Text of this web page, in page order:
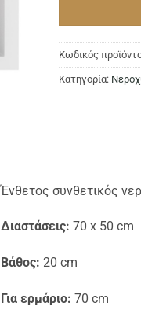
Κωδικός
Κατηγορία:
Ένθετος συνθετικός
Διαστάσεις: 70 x 50 cm
Βάθος: 20 cm
Για ερμάριο: 70 cm